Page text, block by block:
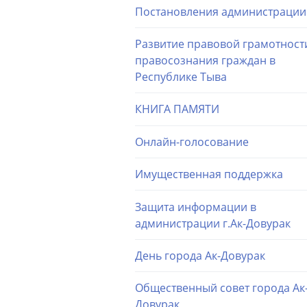
Постановления администрации
Развитие правовой
правосознания граждан в
Республике Тыва
КНИГА ПАМЯТИ
Онлайн-голосование
Имущественная поддержка
Защита информации в
администрации г.Ак-Довурак
День города Ак-Довурак
Общественный совет города